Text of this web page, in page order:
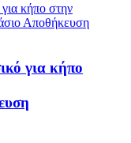
για κήπο